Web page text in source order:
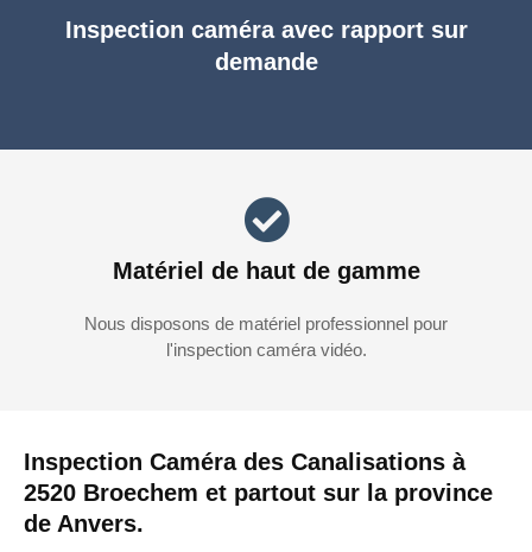
Inspection Caméra des Canalisations à
2520 Broechem et partout sur la province
de Anvers.
Inspection caméra avec rapport sur
demande
Matériel de haut de gamme
Nous disposons de matériel professionnel pour
l'inspection caméra vidéo.